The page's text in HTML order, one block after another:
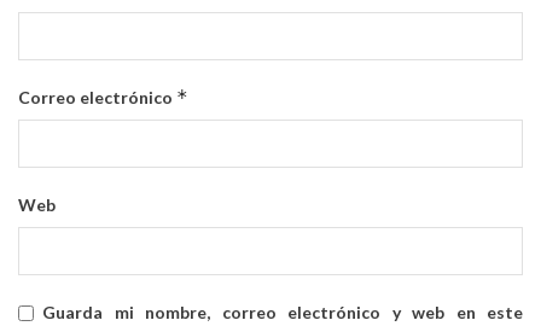
Correo electrónico *
Web
Guarda mi nombre, correo electrónico y web en este